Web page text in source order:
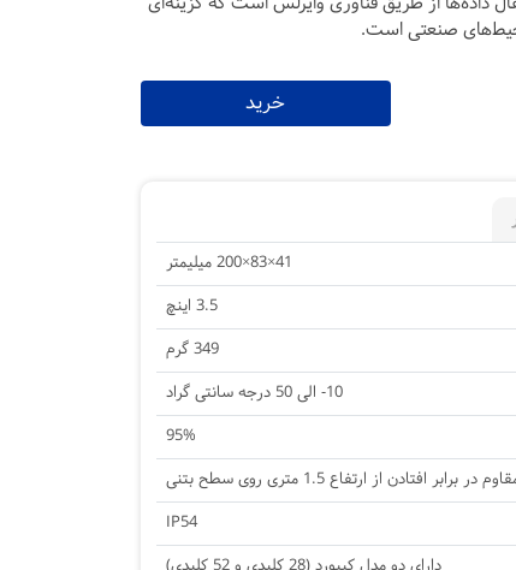
خرید
41×83×200 میلیمتر
3.5 اینچ
349 گرم
10- الی 50 درجه سانتی گراد
95%
در برابر افتادن از ارتفاع 1.5 متری روی سطح بتنی
IP54